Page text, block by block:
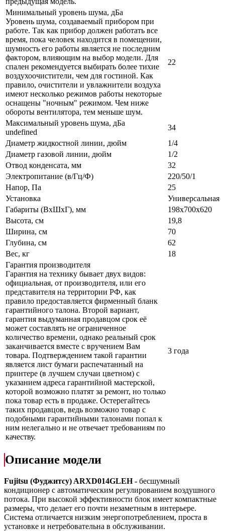
Минимальный уровень шума, дБа
Уровень шума, создаваемый прибором при
работе. Так как прибор должен работать все
время, пока человек находится в помещении,
шумность его работы является не последним
фактором, влияющим на выбор модели. Для
спален рекомендуется выбирать более тихие
воздухоочистители, чем для гостиной. Как
правило, очистители и увлажнители воздуха
имеют несколько режимов работы некоторые
оснащены "ночным" режимом. Чем ниже
обороты вентилятора, тем меньше шум.
22
Максимальный уровень шума, дБа
undefined
34
Диаметр жидкостной линии, дюйм
1/4
Диаметр газовой линии, дюйм
1/2
Отвод конденсата, мм
32
Электропитание (в/Гц/Ф)
220/50/1
Напор, Па
25
Установка
Универсальная
Габариты (ВxШxГ), мм
198х700х620
Высота, см
19,8
Ширина, см
70
Глубина, см
62
Вес, кг
18
Гарантия производителя
Гарантия на технику бывает двух видов:
официальная, от производителя, или его
представителя на территории РФ, как
правило предоставляется фирменный бланк
гарантийного талона. Второй вариант,
гарантия выдуманная продавцом срок её
может составлять не ограниченное
количество времени, однако реальный срок
заканчивается вместе с вручением Вам
товара. Подтверждением такой гарантии
является лист бумаги распечатанный на
принтере (в лучшем случаи цветном) с
указанием адреса гарантийной мастерской,
которой возможно платят за ремонт, но только
пока товар есть в продаже. Остерегайтесь
таких продавцов, ведь возможно товар с
подобными гарантийными талонами попал к
ним нелегально и не отвечает требованиям по
качеству.
3 года
Описание модели
Fujitsu (Фуджитсу) ARXD014GLEH - бесшумный
кондиционер с автоматическим регулированием воздушного
потока. При высокой эффективности блок имеет компактные
размеры, что делает его почти незаметным в интерьере.
Система отличается низким энергопотреблением, проста в
установке и нетребовательна в обслуживании.